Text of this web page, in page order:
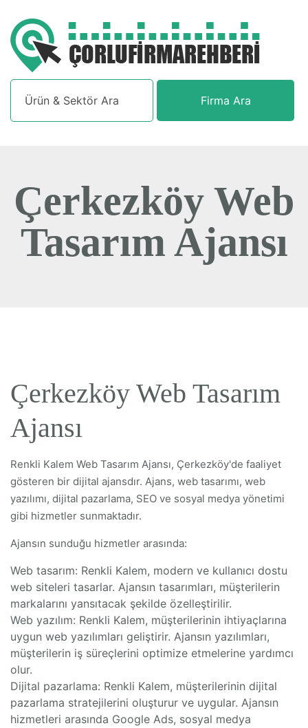
Firma Ara
Çerkezköy Web
Tasarım Ajansı
Çerkezköy Web Tasarım
Ajansı
Renkli Kalem Web Tasarım Ajansı, Çerkezköy'de faaliyet
gösteren bir dijital ajansdır. Ajans, web tasarımı, web
yazılımı, dijital pazarlama, SEO ve sosyal medya yönetimi
gibi hizmetler sunmaktadır.
Ajansın sunduğu hizmetler arasında:
Web tasarım: Renkli Kalem, modern ve kullanıcı dostu
web siteleri tasarlar. Ajansın tasarımları, müşterilerin
markalarını yansıtacak şekilde özelleştirilir.
Web yazılım: Renkli Kalem, müşterilerinin ihtiyaçlarına
uygun web yazılımları geliştirir. Ajansın yazılımları,
müşterilerin iş süreçlerini optimize etmelerine yardımcı
olur.
Dijital pazarlama: Renkli Kalem, müşterilerinin dijital
pazarlama stratejilerini oluşturur ve uygular. Ajansın
hizmetleri arasında Google Ads, sosyal medya